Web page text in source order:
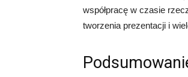
współpracę w czasie
tworzenia prezentacji i